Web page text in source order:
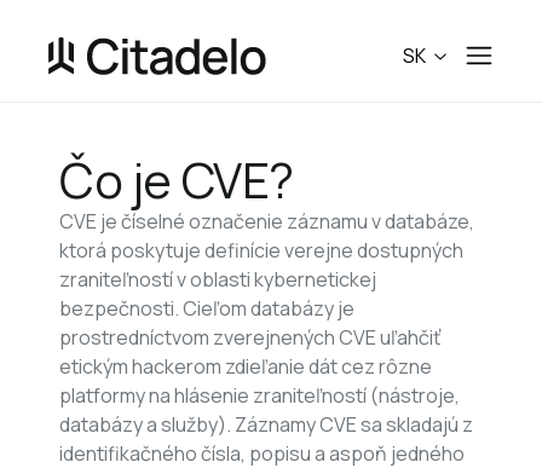
SK
Čo je CVE?
CVE je číselné označenie záznamu v databáze,
ktorá poskytuje definície verejne dostupných
zraniteľností v oblasti kybernetickej
bezpečnosti. Cieľom databázy je
prostredníctvom zverejnených CVE uľahčiť
etickým hackerom zdieľanie dát cez rôzne
platformy na hlásenie zraniteľností (nástroje,
databázy a služby). Záznamy CVE sa skladajú z
identifikačného čísla, popisu a aspoň jedného